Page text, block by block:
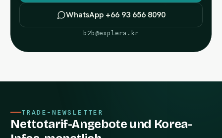
WhatsApp +66 93 656 8090
b2b@explera.kr
TRADE-NEWSLETTER
Nettotarif-Angebote und Korea-